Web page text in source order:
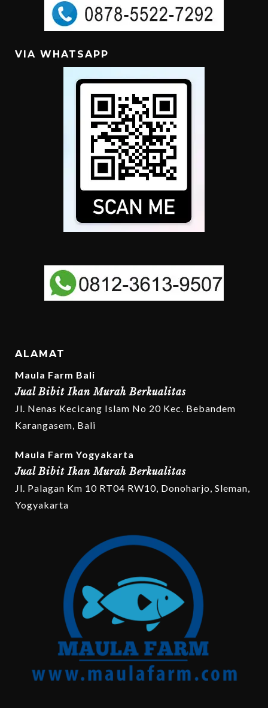
VIA WHATSAPP
ALAMAT
Maula Farm Bali
Jual Bibit Ikan Murah Berkualitas
Jl. Nenas Kecicang Islam No 20 Kec. Bebandem
Karangasem, Bali
Maula Farm Yogyakarta
Jual Bibit Ikan Murah Berkualitas
Jl. Palagan Km 10 RT04 RW10, Donoharjo, Sleman,
Yogyakarta